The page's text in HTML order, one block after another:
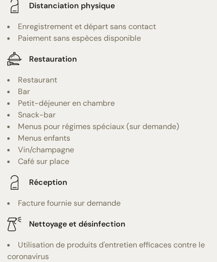
Distanciation physique
Enregistrement et départ sans contact
Paiement sans espèces disponible
Restauration
Restaurant
Bar
Petit-déjeuner en chambre
Snack-bar
Menus pour régimes spéciaux (sur demande)
Menus enfants
Vin/champagne
Café sur place
Réception
Facture fournie sur demande
Nettoyage et désinfection
Utilisation de produits d'entretien efficaces contre le
coronavirus